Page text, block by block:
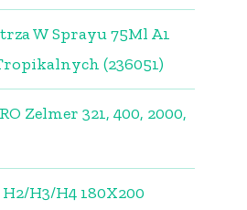
W Sprayu 75Ml A1
(236051)
Zelmer 321, 400, 2000,
H3/H4 180X200